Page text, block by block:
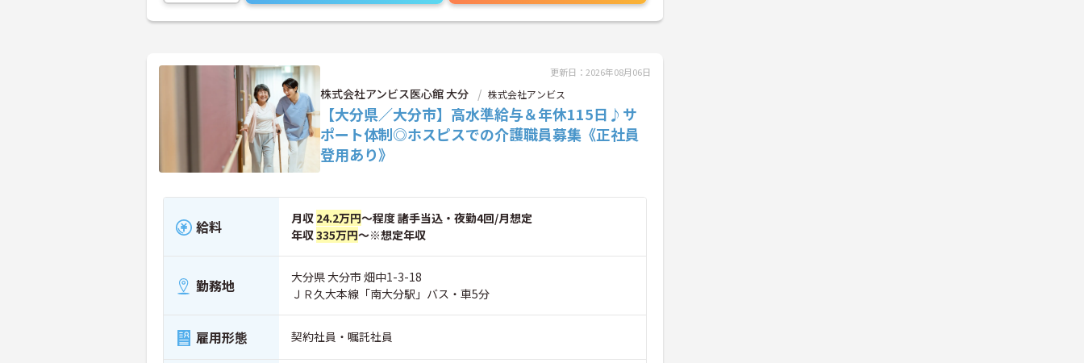
更新日：2026年08月06日
株式会社アンビス医心館 大分 株式会社アンビス
【大分県／大分市】高水準給与＆年休115日♪サ
ポート体制◎ホスピスでの介護職員募集《正社員
登用あり》
給料 月収 24.2万円～程度 諸手当込・夜勤4回/月想定
年収335万円～※想定年収
勤務地
大分県 大分市 畑中1-3-18
ＪＲ久大本線「南大分駅」バス・車5分
雇用形態 契約社員・嘱託社員